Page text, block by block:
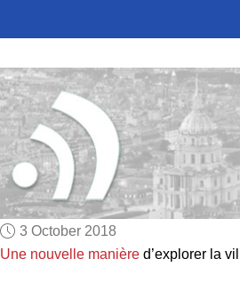
3 October 2018
Une nouvelle manièred’explorer la